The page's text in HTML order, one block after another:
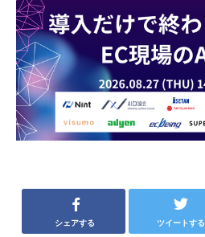
シェアする ツイートする